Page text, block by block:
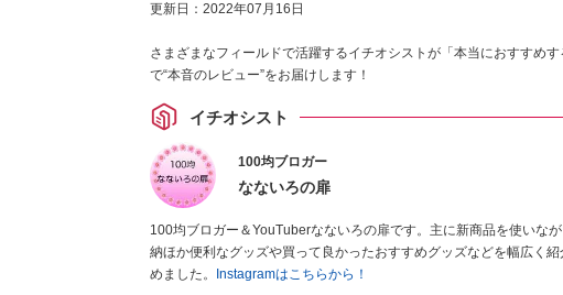
更新日： 2022年07月16日
さまざまなフィールドで活躍するイチオシストが「本当におすすめ
で“本音のレビュー”をお届けします！
イチオシスト
100均ブロガー
なないろの扉
100均ブロガー＆YouTuberなないろの扉です。主に新商品を使いな
納ほか便利なグッズや買って良かったおすすめグッズなどを幅広く
めました。
Instagramはこちらから！